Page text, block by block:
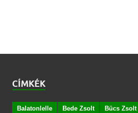
CÍMKÉK
Balatonlelle Bede Zsolt Bücs Zsolt